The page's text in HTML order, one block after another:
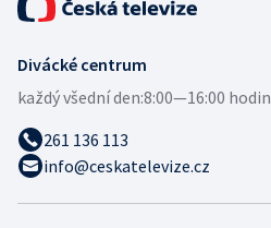
Divácké centrum
každý všední den:8:00—16:00 hodin
261 136 113
info@ceskatelevize.cz